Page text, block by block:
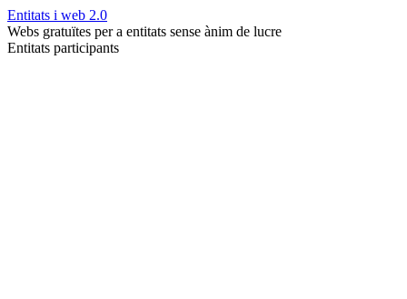
Entitats i web 2.0
Webs gratuïtes per a entitats sense ànim de lucre
Entitats participants